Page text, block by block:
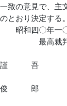
一致の意見で、主
のとおり決定する。
昭和四〇年一
最高裁判所
裁判
謹 吾
裁
俊 郎
裁